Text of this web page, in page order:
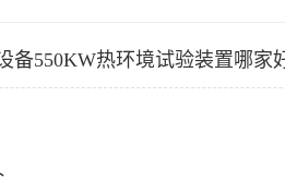
备550KW热环境试验装置哪家